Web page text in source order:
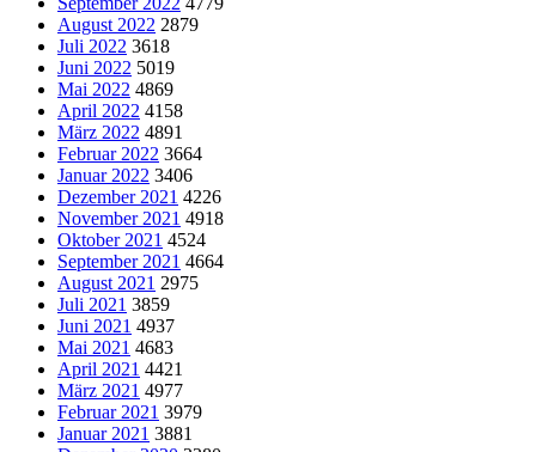
August 2022 2879
Juli 2022 3618
Juni 2022 5019
Mai 2022 4869
April 2022 4158
März 2022 4891
Februar 2022 3664
Januar 2022 3406
Dezember 2021 4226
November 2021 4918
Oktober 2021 4524
September 2021 4664
August 2021 2975
Juli 2021 3859
Juni 2021 4937
Mai 2021 4683
April 2021 4421
März 2021 4977
Februar 2021 3979
Januar 2021 3881